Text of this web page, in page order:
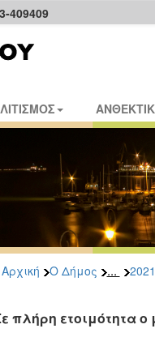
409409
Αρχική Ο Δήμος ... 2021
πλήρη ετοιμότητα